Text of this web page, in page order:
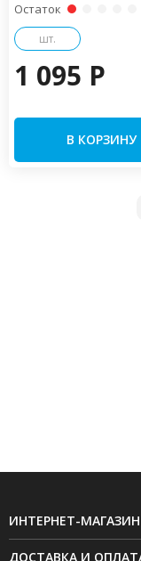
Остаток
шт.
1 095 P
В КОРЗИНУ
ИНТЕРНЕТ-МАГАЗИН
ДОСТАВКА И